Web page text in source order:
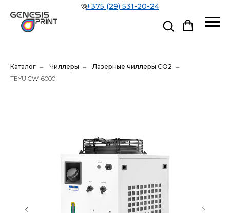
+375 (29) 531-20-24
Каталог → Чиллеры → Лазерные чиллеры СО2 →
TEYU CW-6000